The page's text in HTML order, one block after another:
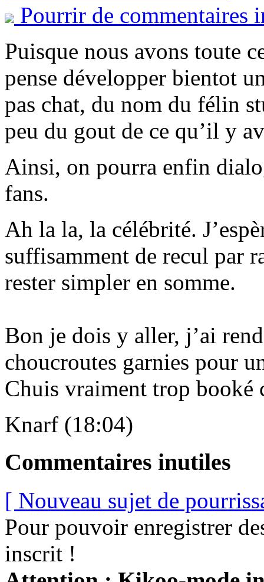
Pourrir de commentaires
Puisque nous avons toute
pense développer bientot
pas chat, du nom du félin
peu du gout de ce qu’il y
Ainsi, on pourra enfin
fans.
Ah la la, la célébrité.
suffisamment de recul par
rester simpler en somme.
Bon je dois y aller, j’ai
choucroutes garnies pour
Chuis vraiment trop booké
Knarf (18:04)
Commentaires inutiles
[ Nouveau sujet de
Pour pouvoir enregistrer
inscrit !